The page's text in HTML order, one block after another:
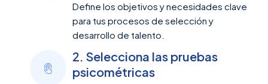
Define los objetivos y necesidades clave
para tus procesos de selección y
desarrollo de talento.
2. Selecciona las pruebas
psicométricas